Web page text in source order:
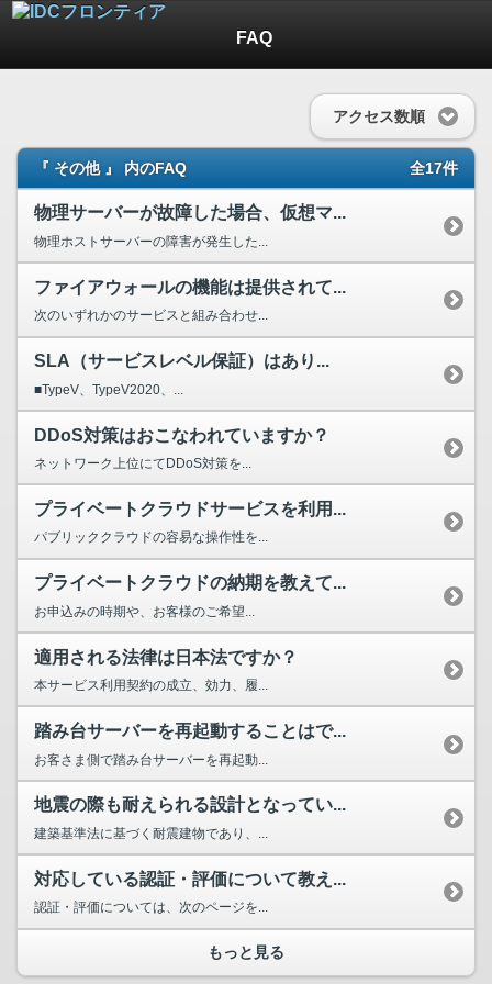
FAQ
アクセス数順
『 その他 』 内のFAQ 全17件
物理サーバーが故障した場合、仮想マ...
物理ホストサーバーの障害が発生した...
ファイアウォールの機能は提供されて...
次のいずれかのサービスと組み合わせ...
SLA（サービスレベル保証）はあり...
■TypeV、TypeV2020、...
DDoS対策はおこなわれていますか？
ネットワーク上位にてDDoS対策を...
プライベートクラウドサービスを利用...
パブリッククラウドの容易な操作性を...
プライベートクラウドの納期を教えて...
お申込みの時期や、お客様のご希望...
適用される法律は日本法ですか？
本サービス利用契約の成立、効力、履...
踏み台サーバーを再起動することはで...
お客さま側で踏み台サーバーを再起動...
地震の際も耐えられる設計となってい...
建築基準法に基づく耐震建物であり、...
対応している認証・評価について教え...
認証・評価については、次のページを...
もっと見る